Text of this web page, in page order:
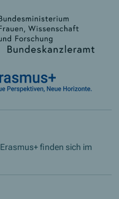
finden sich im